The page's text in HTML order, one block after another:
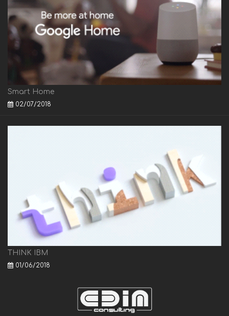
Smart Home
02/07/2018
THINK IBM
01/06/2018